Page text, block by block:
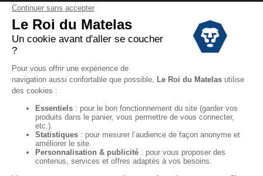
Conditions des offres
Black Friday
Destockage
Conditions Générales de vente magasin
Mentions Légales
Données personnelles
Codes promo Le Roi du Matelas